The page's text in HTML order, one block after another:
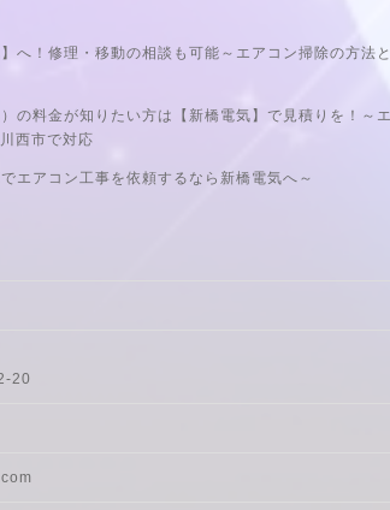
へ！修理・移動の相談も可能～エアコン掃除の方法と
の料金が知りたい方は【新橋電気】で見積りを！～エ
西市で対応
エアコン工事を依頼するなら新橋電気へ～
2-20